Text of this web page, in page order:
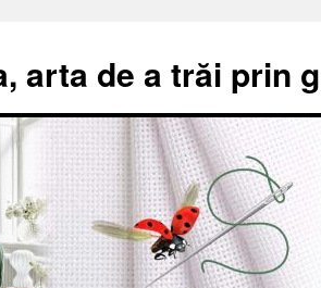
arta de a trăi prin